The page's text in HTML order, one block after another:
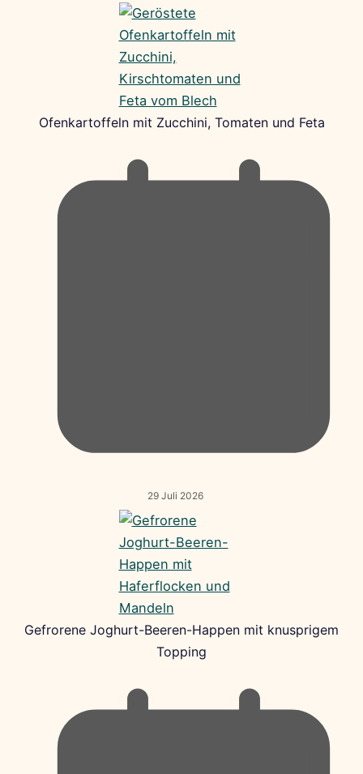
Ofenkartoffeln mit Zucchini, Tomaten und Feta
29 Juli 2026
Gefrorene Joghurt-Beeren-Happen mit knusprigem
Topping